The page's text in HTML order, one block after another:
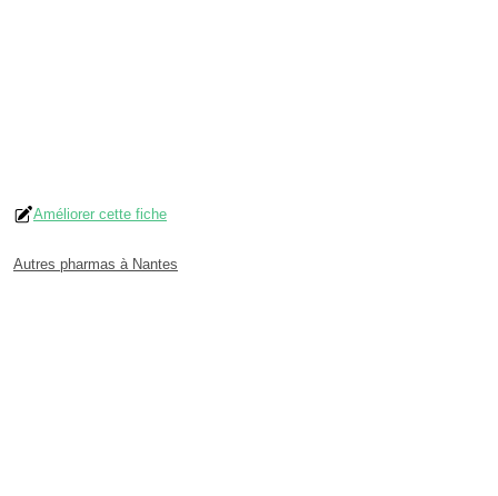
Améliorer cette fiche
Autres pharmas à Nantes